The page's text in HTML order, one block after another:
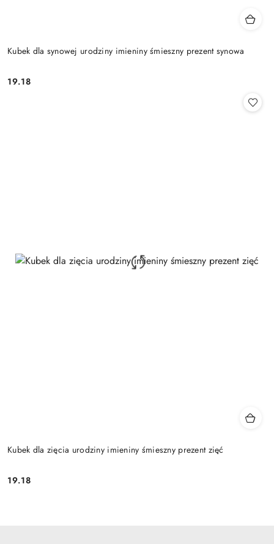
Kubek dla synowej urodziny imieniny śmieszny prezent synowa
Cena:
19.18
Kubek dla zięcia urodziny imieniny śmieszny prezent zięć
Cena:
19.18